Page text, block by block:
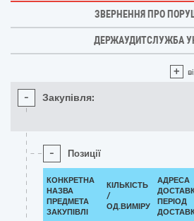
ЗВЕРНЕННЯ ПРО
ДЕРЖАУДИТСЛУЖБА
+
- Закупівля:
- Позиції
КОНКРЕТНА
НАЗВА
ПРЕДМЕТА
ЗАКУПІВЛІ
КІЛЬКІСТЬ
/
ОД.ВИМІРУ
АДРЕСА
ПЕРІОД